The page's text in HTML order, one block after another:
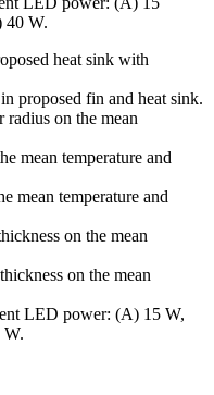
40 W.
heat sink with
proposed fin and heat sink.
radius on the mean
mean temperature and
mean temperature and
on the mean
on the mean
LED power: (A) 15 W,
W.